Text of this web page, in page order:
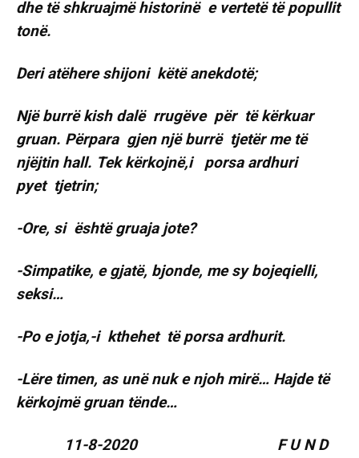
dhe të shkruajmë historinë e vertetë të popullit
tonë.
Deri atëhere shijoni këtë anekdotë;
Një burrë kish dalë rrugëve për të kërkuar
gruan. Përpara gjen një burrë tjetër me të
njëjtin hall. Tek kërkojnë,i porsa ardhuri
pyet tjetrin;
-Ore, si është gruaja jote?
-Simpatike, e gjatë, bjonde, me sy bojeqielli,
seksi…
-Po e jotja,-i kthehet të porsa ardhurit.
-Lëre timen, as unë nuk e njoh mirë… Hajde të
kërkojmë gruan tënde…
11-8-2020 F U N D